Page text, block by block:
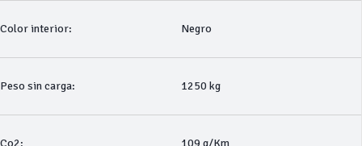
Color interior: Negro
Peso sin carga: 1250 kg
Co2: 109 g/Km